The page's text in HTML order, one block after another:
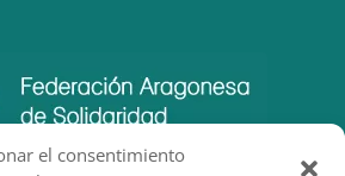
el consentimiento